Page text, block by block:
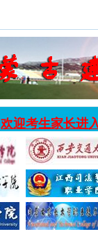
欢迎考生家长进